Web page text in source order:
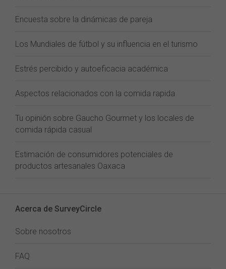
Encuesta sobre la dinámicas de pareja
Los Mundiales de fútbol y su influencia en el turismo
Estrés percibido y autoeficacia académica
Aspectos relacionados con la comida rapida
Tu opinión sobre Gaucho Gourmet y los locales de
comida rápida casual
Estimación de consumidores potenciales de
productos artesanales Oaxaca
Acerca de SurveyCircle
Sobre nosotros
FAQ